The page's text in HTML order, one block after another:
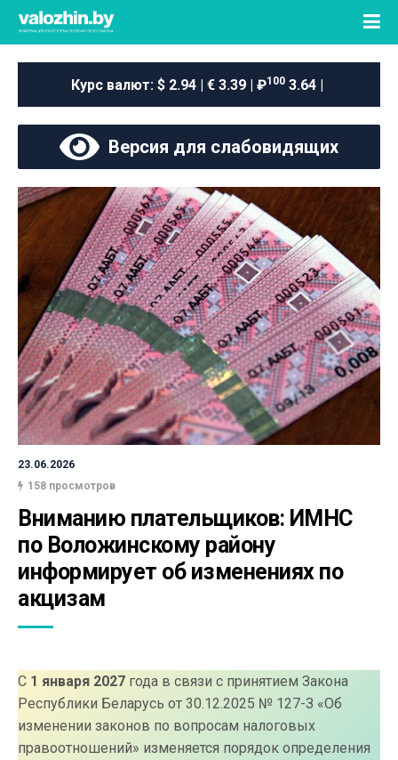
Курс валют: $ 2.94 | € 3.39 | ₽100 3.64 |
Версия для слабовидящих
23.06.2026
158 просмотров
Вниманию плательщиков: ИМНС
по Воложинскому району
информирует об изменениях по
акцизам
С 1 января 2027 года в связи с принятием Закона
Республики Беларусь от 30.12.2025 № 127-З «Об
изменении законов по вопросам налоговых
правоотношений» изменяется порядок определения